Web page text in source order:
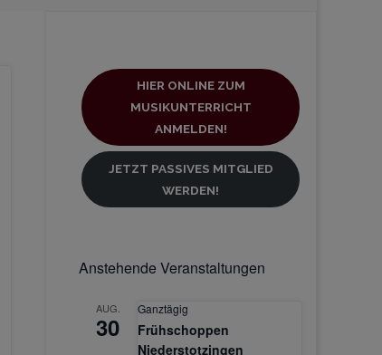
HIER ONLINE ZUM
MUSIKUNTERRICHT
ANMELDEN!
JETZT PASSIVES MITGLIED
WERDEN!
Anstehende Veranstaltungen
AUG.
30
Ganztägig
Frühschoppen
Niederstotzingen